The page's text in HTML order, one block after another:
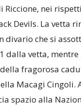
Riccione, nei
Devils. La vetta
divario che si
dalla vetta,
fragorosa
Macagi Cingoli.
spazio alla